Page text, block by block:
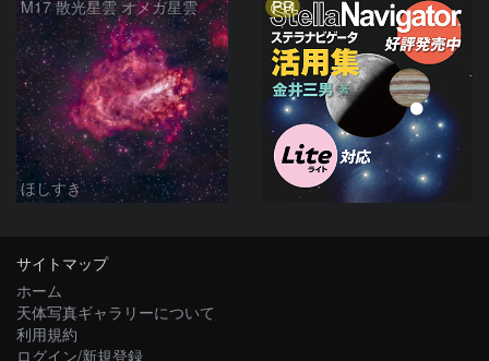
M17 散光星雲 オメガ星雲
ほしすき
PR
サイトマップ
ホーム
天体写真ギャラリーについて
利用規約
ログイン/新規登録